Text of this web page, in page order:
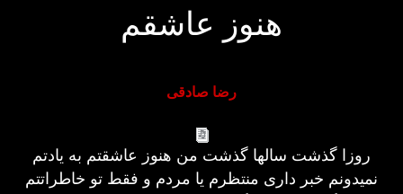
هنوز عاشقم
رضا صادقی
روزا گذشت سالها گذشت من هنوز عاشقتم به یادتم
نمیدونم خبر داری منتظرم یا مردم و فقط تو خاطراتتم